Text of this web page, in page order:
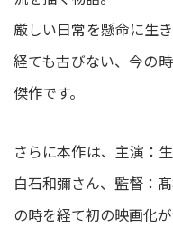
厳しい日常を懸命に生
経ても古びない、今の
傑作です。
さらに本作は、主演：
白石和彌さん、監督：
の時を経て初の映画化が